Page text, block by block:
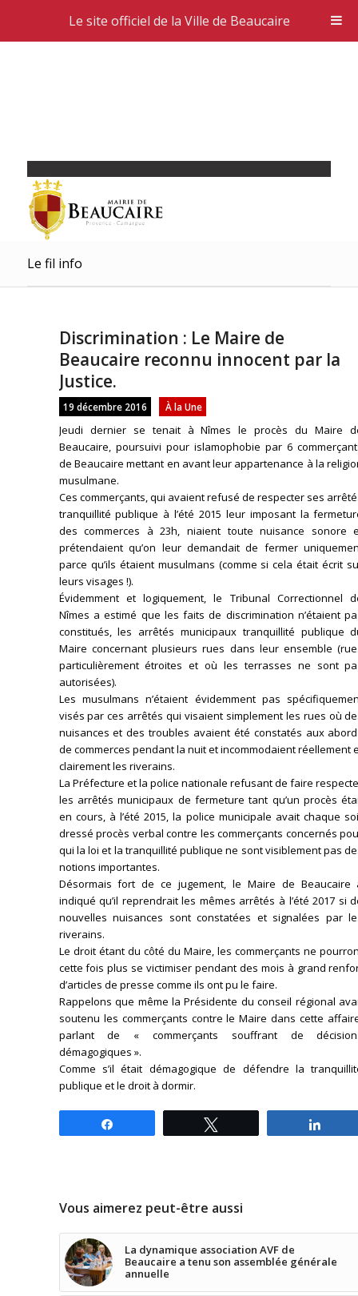
Le fil info
Discrimination : Le Maire de
Beaucaire reconnu innocent par la
Justice.
19 décembre 2016 À la Une
Jeudi dernier se tenait à Nîmes le procès du Maire
Beaucaire, poursuivi pour islamophobie par 6
de Beaucaire mettant en avant leur appartenance à la
musulmane.
Ces commerçants, qui avaient refusé de respecter ses
tranquillité publique à l’été 2015 leur imposant la
des commerces à 23h, niaient toute nuisance sonore
prétendaient qu’on leur demandait de fermer
parce qu’ils étaient musulmans (comme si cela était écrit
leurs visages !).
Évidemment et logiquement, le Tribunal Correctionnel
Nîmes a estimé que les faits de discrimination n’étaient
constitués, les arrêtés municipaux tranquillité publique
Maire concernant plusieurs rues dans leur ensemble
particulièrement étroites et où les terrasses ne sont
autorisées).
Les musulmans n’étaient évidemment pas
visés par ces arrêtés qui visaient simplement les rues où
nuisances et des troubles avaient été constatés aux
de commerces pendant la nuit et incommodaient réellement
clairement les riverains.
La Préfecture et la police nationale refusant de faire
les arrêtés municipaux de fermeture tant qu’un procès
en cours, à l’été 2015, la police municipale avait chaque
dressé procès verbal contre les commerçants concernés
qui la loi et la tranquillité publique ne sont visiblement pas
notions importantes.
Désormais fort de ce jugement, le Maire de Beaucaire
indiqué qu’il reprendrait les mêmes arrêtés à l’été 2017 si
nouvelles nuisances sont constatées et signalées par
riverains.
Le droit étant du côté du Maire, les commerçants ne
cette fois plus se victimiser pendant des mois à grand
d’articles de presse comme ils ont pu le faire.
Rappelons que même la Présidente du conseil régional
soutenu les commerçants contre le Maire dans cette
parlant de « commerçants souffrant de
démagogiques ».
Comme s’il était démagogique de défendre la
publique et le droit à dormir.
Vous aimerez peut-être aussi
La dynamique association AVF de
Beaucaire a tenu son assemblée générale
annuelle
Le site officiel de la Ville de Beaucaire